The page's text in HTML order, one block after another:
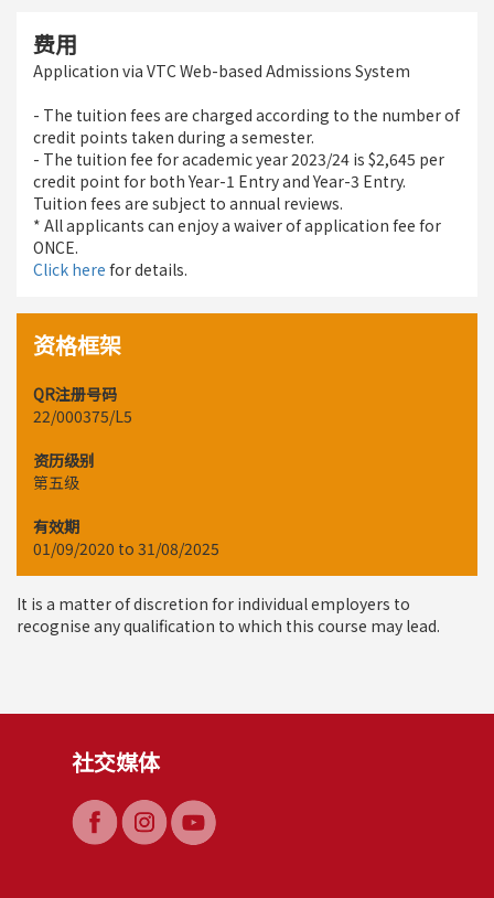
费用
Application via VTC Web-based Admissions System
- The tuition fees are charged according to the number of
credit points taken during a semester.
- The tuition fee for academic year 2023/24 is $2,645 per
credit point for both Year-1 Entry and Year-3 Entry.
Tuition fees are subject to annual reviews.
* All applicants can enjoy a waiver of application fee for
ONCE.
Click here for details.
资格框架
QR注册号码
22/000375/L5
资历级别
第五级
有效期
01/09/2020 to 31/08/2025
It is a matter of discretion for individual employers to
recognise any qualification to which this course may lead.
社交媒体